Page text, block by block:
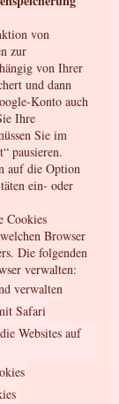
von
zur
von Ihrer
und dann
Konto auch
Ihre
Sie im
pausieren.
auf die Option
ein- oder
Cookies
Browser
Die folgenden
verwalten:
verwalten
Safari
Websites auf